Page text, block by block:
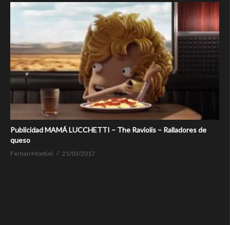
Publicidad MAMÁ LUCCHETTI – The Raviolis – Ralladores de
queso
Fernan Montiel 21/03/2017